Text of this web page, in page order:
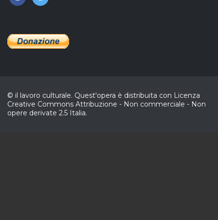
© il lavoro culturale. Quest'opera è distribuita con Licenza
Creative Commons Attribuzione - Non commerciale - Non
opere derivate 2.5 Italia.